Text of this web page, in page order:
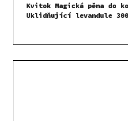
Kvitok Magická pěna do
Uklidňující levandule